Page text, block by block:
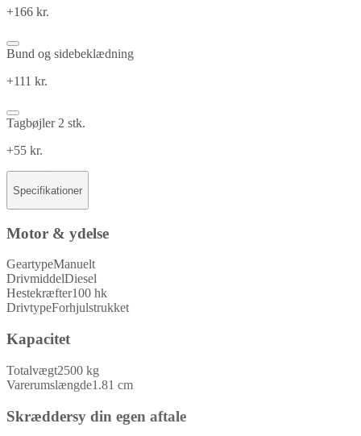
+166 kr.
Bund og sidebeklædning
+111 kr.
Tagbøjler 2 stk.
+55 kr.
Specifikationer
Motor & ydelse
GeartypeManuelt
DrivmiddelDiesel
Hestekræfter100 hk
DrivtypeForhjulstrukket
Kapacitet
Totalvægt2500 kg
Varerumslængde1.81 cm
Skræddersy din egen aftale